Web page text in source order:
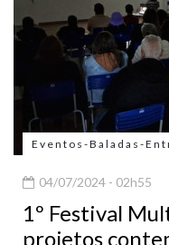
Eventos-Baladas-
04/07/2024 - 02h55
1º Festival
projetos